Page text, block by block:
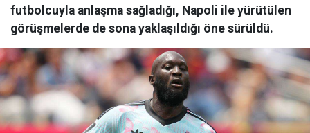
futbolcuyla anlaşma sağladığı, Napoli ile yürütülen
görüşmelerde de sona yaklaşıldığı öne sürüldü.